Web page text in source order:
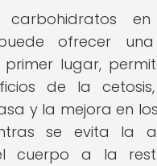
ofrecer
primer lugar,
de la
y la mejora en
se evita la
cuerpo a la